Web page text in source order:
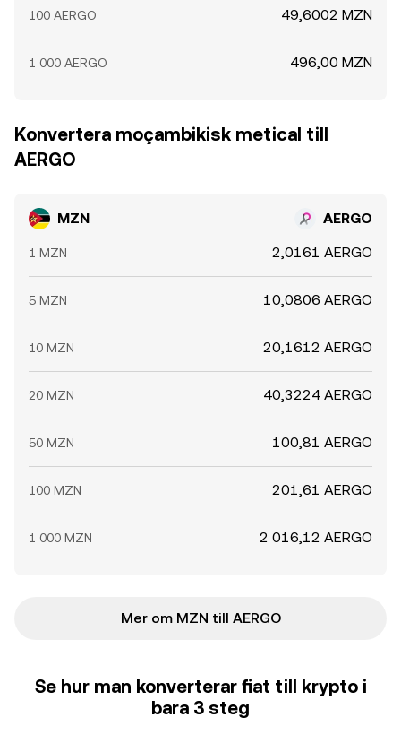
100 AERGO 49,6002 MZN
1 000 AERGO 496,00 MZN
Konvertera moçambikisk metical till
AERGO
MZN AERGO
1 MZN 2,0161 AERGO
5 MZN 10,0806 AERGO
10 MZN 20,1612 AERGO
20 MZN 40,3224 AERGO
50 MZN 100,81 AERGO
100 MZN 201,61 AERGO
1 000 MZN 2 016,12 AERGO
Mer om MZN till AERGO
Se hur man konverterar fiat till krypto i
bara 3 steg